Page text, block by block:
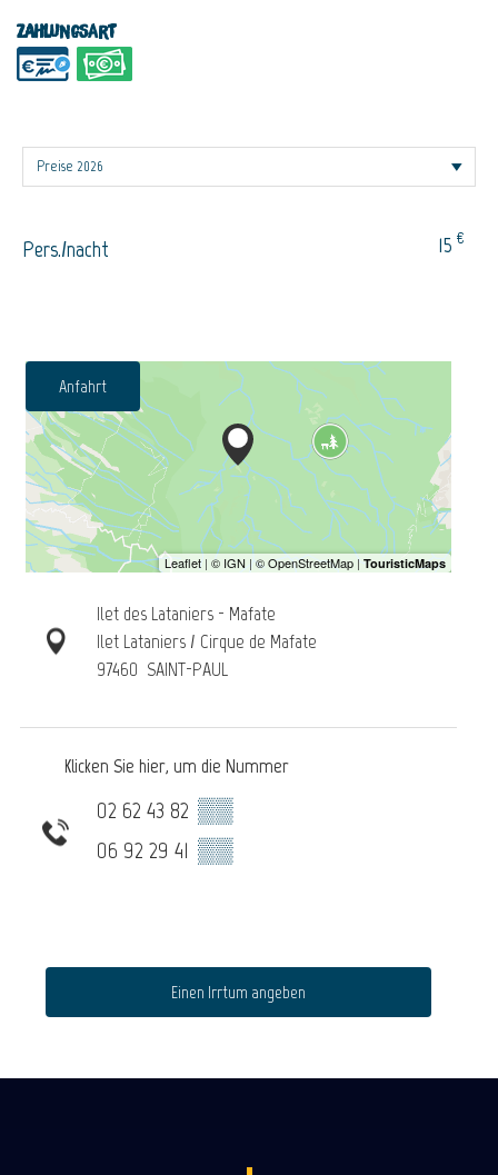
Zahlungsart
Pers./nacht 15 €
Anfahrt
Ilet des Lataniers - Mafate
Ilet Lataniers / Cirque de Mafate
97460 SAINT-PAUL
Klicken Sie hier, um die Nummer
02 62 43 82 ▒▒
06 92 29 41 ▒▒
Einen Irrtum angeben